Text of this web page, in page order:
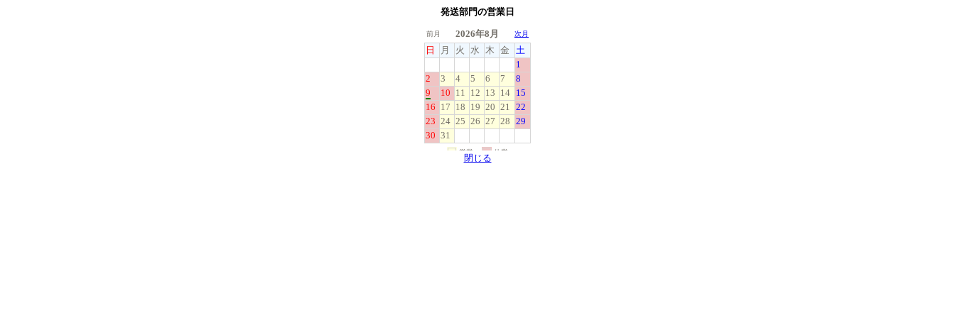
発送部門の営業日
閉じる